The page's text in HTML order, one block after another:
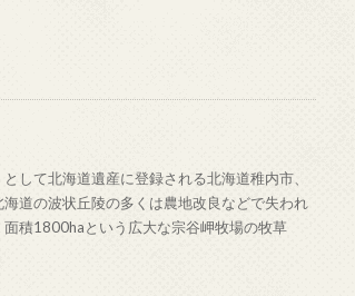
して北海道遺産に登録される北海道稚内市、
道の波状丘陵の多くは農地改良などで失われ
積1800haという広大な宗谷岬牧場の牧草